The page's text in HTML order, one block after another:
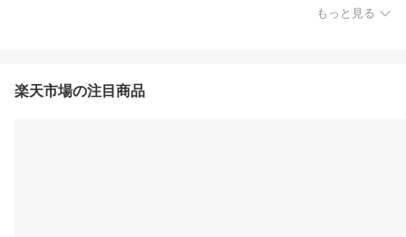
もっと見る
楽天市場の注目商品